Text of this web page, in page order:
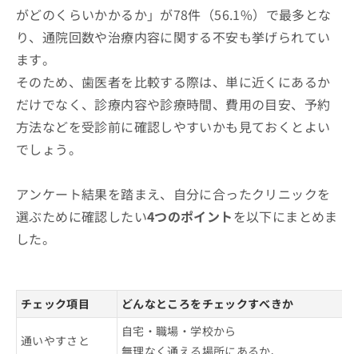
がどのくらいかかるか」が78件（56.1%）で最多とな
り、通院回数や治療内容に関する不安も挙げられてい
ます。
そのため、歯医者を比較する際は、単に近くにあるか
だけでなく、診療内容や診療時間、費用の目安、予約
方法などを受診前に確認しやすいかも見ておくとよい
でしょう。
アンケート結果を踏まえ、自分に合ったクリニックを
選ぶために確認したい4つのポイントを以下にまとめま
した。
チェック項目 どんなところをチェックすべきか
通いやすさと
自宅・職場・学校から
無理なく通える場所にあるか、